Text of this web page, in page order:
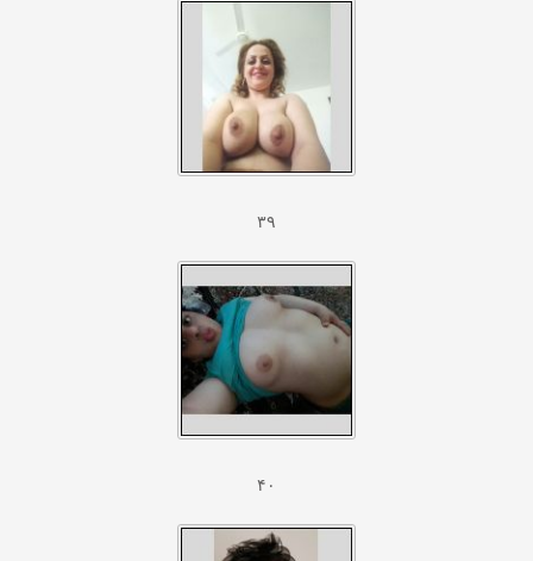
۳۹
۴۰